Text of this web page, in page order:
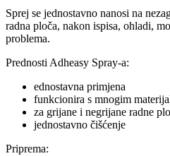
Sprej se jednostavno nanosi na
radna ploča, nakon ispisa, ohladi,
problema.
Prednosti Adheasy Spray-a:
ednostavna primjena
funkcionira s mnogim
za grijane i negrijane radne
jednostavno čišćenje
Priprema: